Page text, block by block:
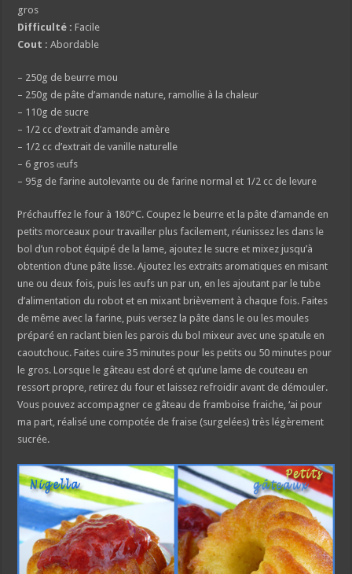
gros
Difficulté : Facile
Cout : Abordable
– 250g de beurre mou
– 250g de pâte d’amande nature, ramollie à la chaleur
– 110g de sucre
– 1/2 cc d’extrait d’amande amère
– 1/2 cc d’extrait de vanille naturelle
– 6 gros œufs
– 95g de farine autolevante ou de farine normal et 1/2 cc de levure
Préchauffez le four à 180°C. Coupez le beurre et la pâte d’amande en
petits morceaux pour travailler plus facilement, réunissez les dans le
bol d’un robot équipé de la lame, ajoutez le sucre et mixez jusqu’à
obtention d’une pâte lisse. Ajoutez les extraits aromatiques en misant
une ou deux fois, puis les œufs un par un, en les ajoutant par le tube
d’alimentation du robot et en mixant brièvement à chaque fois. Faites
de même avec la farine, puis versez la pâte dans le ou les moules
préparé en raclant bien les parois du bol mixeur avec une spatule en
caoutchouc. Faites cuire 35 minutes pour les petits ou 50 minutes pour
le gros. Lorsque le gâteau est doré et qu’une lame de couteau en
ressort propre, retirez du four et laissez refroidir avant de démouler.
Vous pouvez accompagner ce gâteau de framboise fraiche, ‘ai pour
ma part, réalisé une compotée de fraise (surgelées) très légèrement
sucrée.